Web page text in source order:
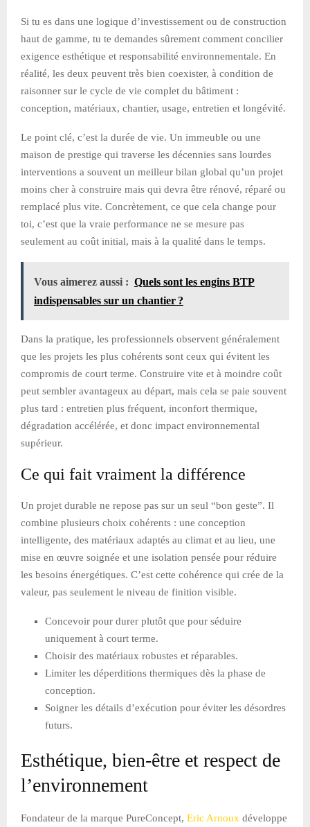
Si tu es dans une logique d’investissement ou de construction
haut de gamme, tu te demandes sûrement comment concilier
exigence esthétique et responsabilité environnementale. En
réalité, les deux peuvent très bien coexister, à condition de
raisonner sur le cycle de vie complet du bâtiment :
conception, matériaux, chantier, usage, entretien et longévité.
Le point clé, c’est la durée de vie. Un immeuble ou une
maison de prestige qui traverse les décennies sans lourdes
interventions a souvent un meilleur bilan global qu’un projet
moins cher à construire mais qui devra être rénové, réparé ou
remplacé plus vite. Concrètement, ce que cela change pour
toi, c’est que la vraie performance ne se mesure pas
seulement au coût initial, mais à la qualité dans le temps.
Vous aimerez aussi : Quels sont les engins BTP
indispensables sur un chantier ?
Dans la pratique, les professionnels observent généralement
que les projets les plus cohérents sont ceux qui évitent les
compromis de court terme. Construire vite et à moindre coût
peut sembler avantageux au départ, mais cela se paie souvent
plus tard : entretien plus fréquent, inconfort thermique,
dégradation accélérée, et donc impact environnemental
supérieur.
Ce qui fait vraiment la différence
Un projet durable ne repose pas sur un seul “bon geste”. Il
combine plusieurs choix cohérents : une conception
intelligente, des matériaux adaptés au climat et au lieu, une
mise en œuvre soignée et une isolation pensée pour réduire
les besoins énergétiques. C’est cette cohérence qui crée de la
valeur, pas seulement le niveau de finition visible.
Concevoir pour durer plutôt que pour séduire
uniquement à court terme.
Choisir des matériaux robustes et réparables.
Limiter les déperditions thermiques dès la phase de
conception.
Soigner les détails d’exécution pour éviter les désordres
futurs.
Esthétique, bien-être et respect de
l’environnement
Fondateur de la marque PureConcept, Eric Arnoux développe